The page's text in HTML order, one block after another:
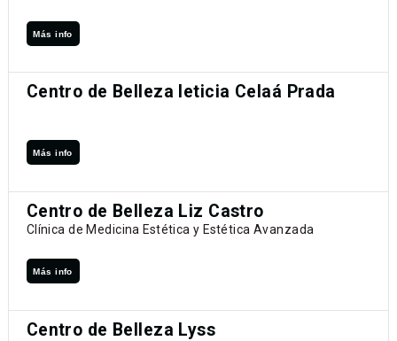
Más info
Centro de Belleza leticia Celaá Prada
Más info
Centro de Belleza Liz Castro
Clínica de Medicina Estética y Estética Avanzada
Más info
Centro de Belleza Lyss